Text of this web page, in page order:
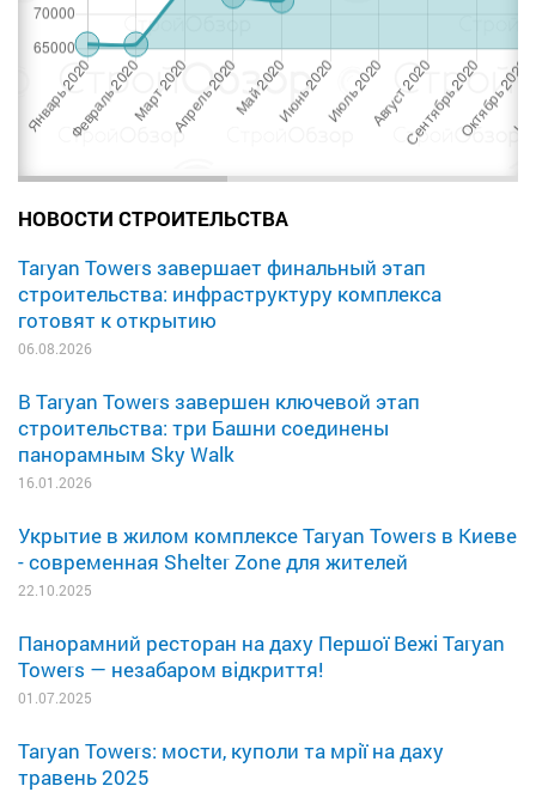
НОВОСТИ СТРОИТЕЛЬСТВА
Taryan Towers завершает финальный этап
строительства: инфраструктуру комплекса
готовят к открытию
06.08.2026
В Taryan Towers завершен ключевой этап
строительства: три Башни соединены
панорамным Sky Walk
16.01.2026
Укрытие в жилом комплексе Taryan Towers в Киеве
- современная Shelter Zone для жителей
22.10.2025
Панорамний ресторан на даху Першої Вежі Taryan
Towers — незабаром відкриття!
01.07.2025
Taryan Towers: мости, куполи та мрії на даху
травень 2025